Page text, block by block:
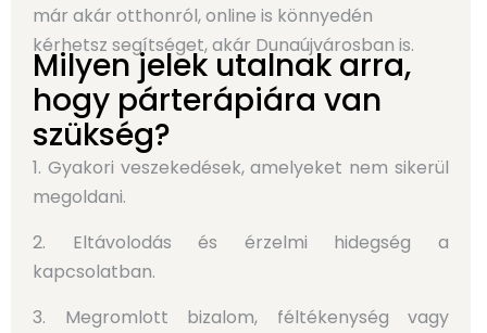
már akár otthonról, online is könnyedén
kérhetsz segítséget, akár Dunaújvárosban is.
Milyen jelek utalnak arra,
hogy párterápiára van
szükség?
1. Gyakori veszekedések, amelyeket nem sikerül
megoldani.
2. Eltávolodás és érzelmi hidegség a
kapcsolatban.
3. Megromlott bizalom, féltékenység vagy